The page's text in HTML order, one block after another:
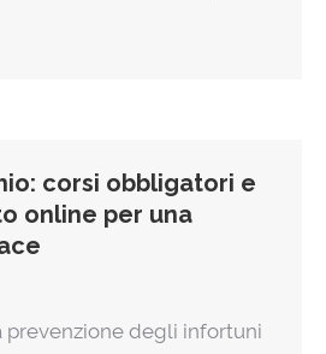
corsi obbligatori e
online per una
prevenzione degli infortuni